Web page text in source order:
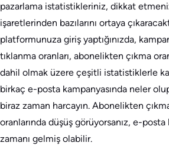
pazarlama istatistikleriniz, dikkat
işaretlerinden bazılarını ortaya
platformunuza giriş yaptığınızda,
tıklanma oranları, abonelikten çıkma
dahil olmak üzere çeşitli istatistiklerle
birkaç e-posta kampanyasında neler
biraz zaman harcayın. Abonelikten
oranlarında düşüş görüyorsanız, e-
zamanı gelmiş olabilir.